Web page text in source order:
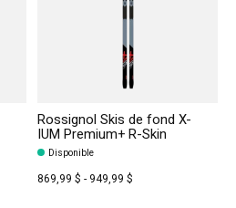
Rossignol Skis de fond X-
IUM Premium+ R-Skin
Disponible
869,99 $ - 949,99 $